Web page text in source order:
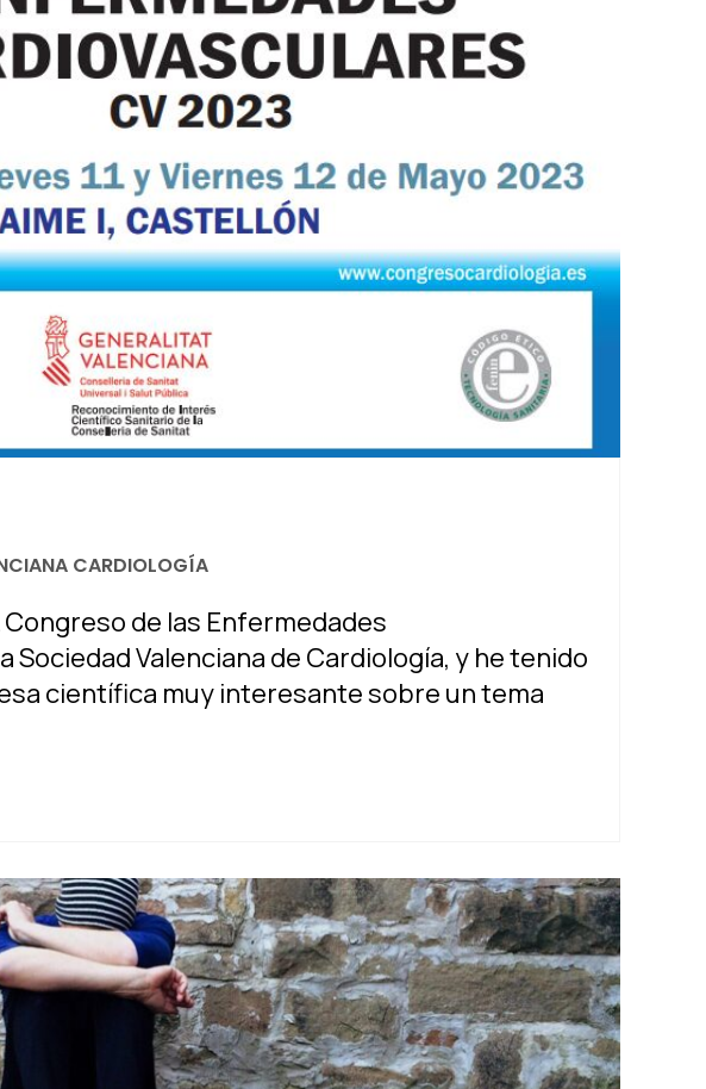
CARDIOLOGÍA
de las Enfermedades
Valenciana de Cardiología, y he tenido
científica muy interesante sobre un tema